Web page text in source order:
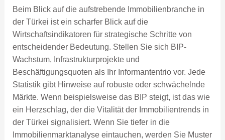
Beim Blick auf die aufstrebende Immobilienbranche in
der Türkei ist ein scharfer Blick auf die
Wirtschaftsindikatoren für strategische Schritte von
entscheidender Bedeutung. Stellen Sie sich BIP-
Wachstum, Infrastrukturprojekte und
Beschäftigungsquoten als Ihr Informantentrio vor. Jede
Statistik gibt Hinweise auf robuste oder schwächelnde
Märkte. Wenn beispielsweise das BIP steigt, ist das wie
ein Herzschlag, der die Vitalität der Immobilientrends in
der Türkei signalisiert. Wenn Sie tiefer in die
Immobilienmarktanalyse eintauchen, werden Sie Muster